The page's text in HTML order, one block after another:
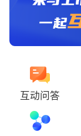
互动问答